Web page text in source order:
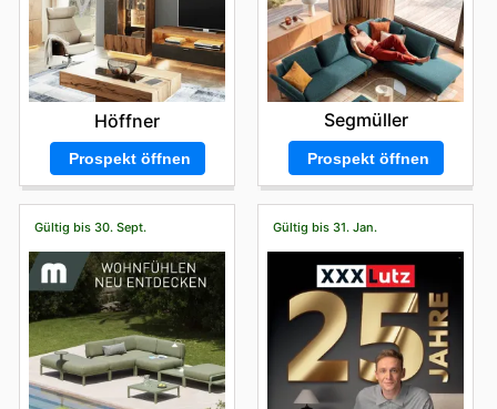
Höffner
Prospekt öffnen
Segmüller
Prospekt öffnen
Gültig bis 30. Sept. Gültig bis 31. Jan.